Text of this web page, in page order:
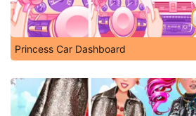
Princess Car Dashboard